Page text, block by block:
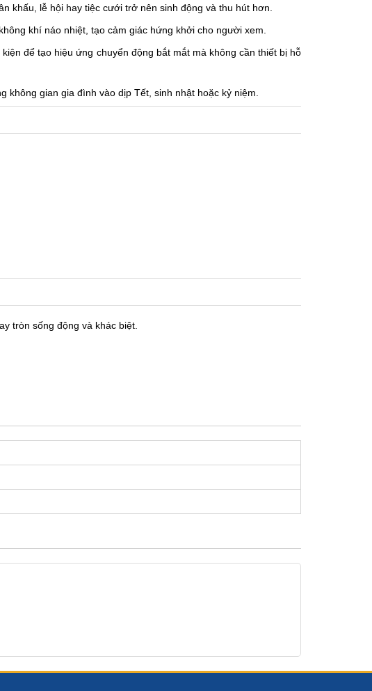
khấu, lễ hội hay tiệc cưới trở nên sinh động và thu hút hơn.
khí náo nhiệt, tạo cảm giác hứng khởi cho người xem.
để tạo hiệu ứng chuyển động bắt mắt mà không cần thiết bị hỗ
gian gia đình vào dịp Tết, sinh nhật hoặc kỷ niệm.
tròn sống động và khác biệt.